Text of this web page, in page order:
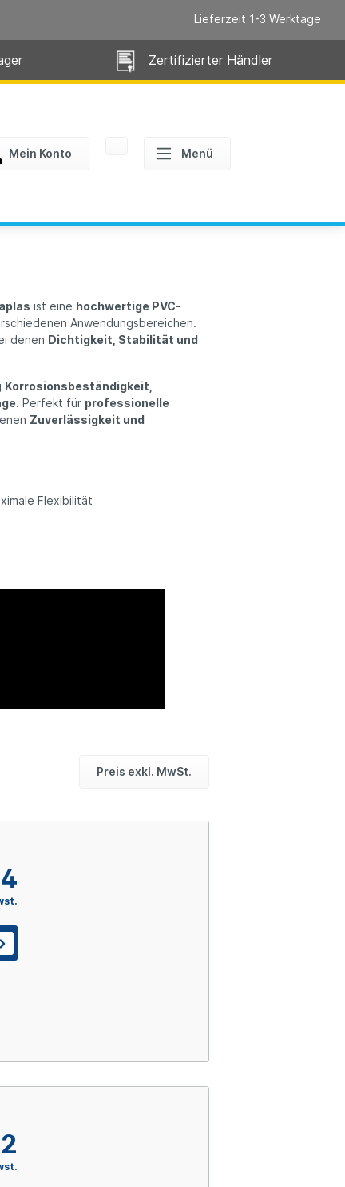
Lieferzeit 1-3 Werktage
Zertifizierter Händler
Mein Konto Menü
ist eine hochwertige PVC-
Anwendungsbereichen.
denen Dichtigkeit, Stabilität und
Korrosionsbeständigkeit,
. Perfekt für professionelle
Zuverlässigkeit und
Flexibilität
Preis exkl. MwSt.